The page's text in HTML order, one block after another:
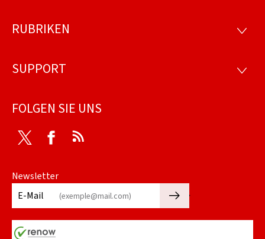
Footer
RUBRIKEN
SUPPORT
FOLGEN SIE UNS
Twitter Facebook
Newsletter
E-Mail
🡒